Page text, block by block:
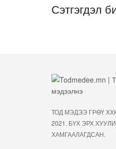
Сэтгэгдэл
ТОД МЭДЭЭ ГРӨҮ
2021. БҮХ ЭРХ
ХАМГААЛАГДСАН.